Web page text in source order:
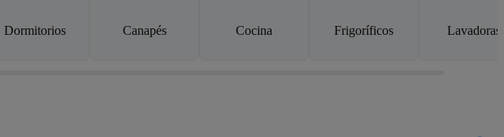
Dormitorios Canapés Cocina Frigoríficos Lavadoras